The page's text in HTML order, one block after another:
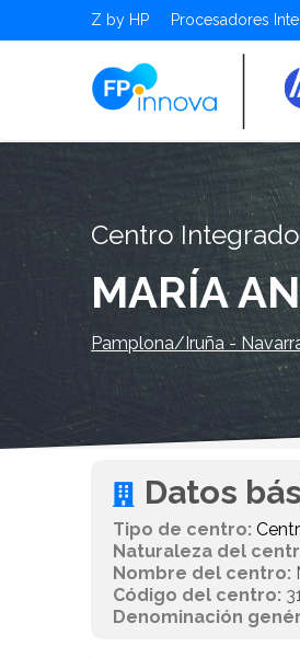
Z by HP Procesadores Intel
Centro
MARÍA
Pamplona/Iruña -
Datos
Tipo de centro:
Naturaleza del
Nombre del centro:
Código del centro:
Denominación